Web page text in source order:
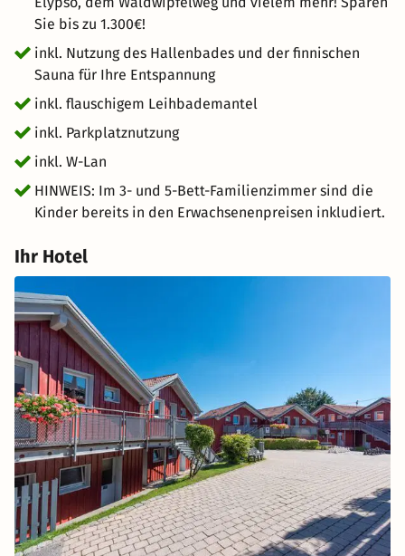
Sie bis zu 1.300€!
inkl. Nutzung des Hallenbades und der finnischen
Sauna für Ihre Entspannung
inkl. flauschigem Leihbademantel
inkl. Parkplatznutzung
inkl. W-Lan
HINWEIS: Im 3- und 5-Bett-Familienzimmer sind die
Kinder bereits in den Erwachsenenpreisen inkludiert.
Ihr Hotel